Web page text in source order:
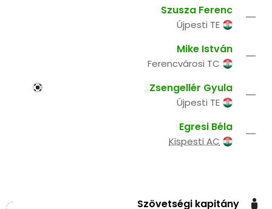
–
Szusza Ferenc
Újpesti TE
–
Mike István
Ferencvárosi TC
–
Zsengellér Gyula
Újpesti TE
–
Egresi Béla
Kispesti AC
Szövetségi kapitány